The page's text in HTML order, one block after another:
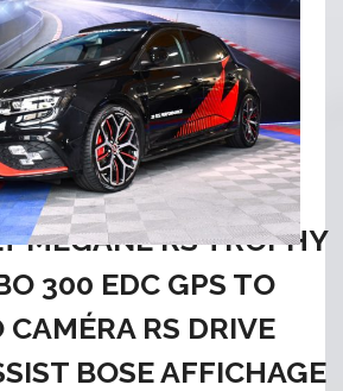
MEGANE RS TROPHY
300 EDC GPS TO
CAMÉRA RS DRIVE
BOSE AFFICHAGE